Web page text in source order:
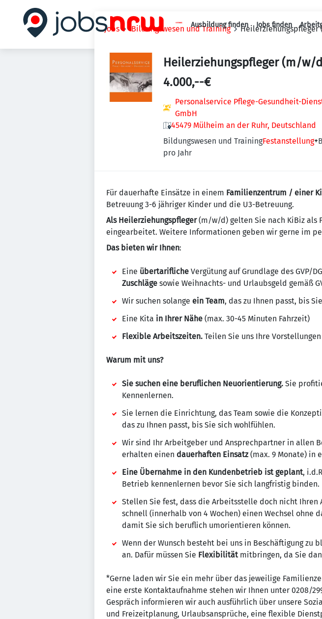
Ausbildung finden Jobs finden
Jobs Bildungswesen und Training
Heilerziehungspfleger (m/w/
4.000,--€
Personalservice Pflege-Gesundheit-
GmbH
45479 Mülheim an der Ruhr, Deutschland
Bildungswesen und TrainingFestanstellung+
pro Jahr
Für dauerhafte Einsätze in einem Familienzentrum / einer
Betreuung 3-6 jähriger Kinder und die U3-Betreuung.
Als Heilerziehungspfleger(m/w/d) gelten Sie nach KiBiz als
eingearbeitet. Weitere Informationen geben wir gerne im
Das bieten wir Ihnen:
Eine übertarifliche Vergütung auf Grundlage des GVP/
Zuschläge sowie Weihnachts- und Urlaubsgeld gemäß
Wir suchen solange ein Team, das zu Ihnen passt, bis
Eine Kita in Ihrer Nähe (max. 30-45 Minuten Fahrzeit)
Flexible Arbeitszeiten. Teilen Sie uns Ihre
Warum mit uns?
Sie suchen eine beruflichen Neuorientierung. Sie
Kennenlernen.
Sie lernen die Einrichtung, das Team sowie die
das zu Ihnen passt, bis Sie sich wohlfühlen.
Wir sind Ihr Arbeitgeber und Ansprechpartner in allen
erhalten einen dauerhaften Einsatz(max. 9 Monate) in
Eine Übernahme in den Kundenbetrieb ist geplant,
Betrieb kennenlernen bevor Sie sich langfristig binden.
Stellen Sie fest, dass die Arbeitsstelle doch nicht
schnell (innerhalb von 4 Wochen) einen Wechsel ohne
damit Sie sich beruflich umorientieren können.
Wenn der Wunsch besteht bei uns in Beschäftigung zu
an. Dafür müssen Sie Flexibilitätmitbringen, da Sie
*Gerne laden wir Sie ein mehr über das jeweilige
eine erste Kontaktaufnahme stehen wir Ihnen unter 0208/
Gespräch informieren wir auch ausführlich über unsere
und Freizeitplanung, Urlaubsansprüche, eine flexible